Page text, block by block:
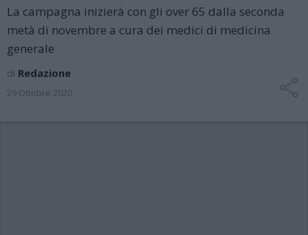
La campagna inizierà con gli over 65 dalla seconda
metà di novembre a cura dei medici di medicina
generale
di Redazione
29 Ottobre 2020